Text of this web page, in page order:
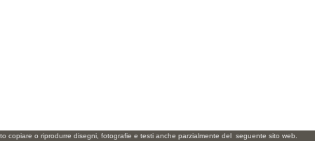
copiare o riprodurre disegni, fotografie e testi anche parzialmente del seguente sito web.